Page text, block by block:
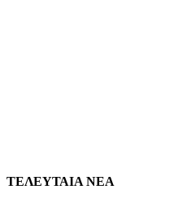
ΤΕΛΕΥΤΑΙΑ ΝΕΑ